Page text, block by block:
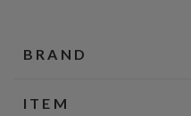
BRAND
ITEM